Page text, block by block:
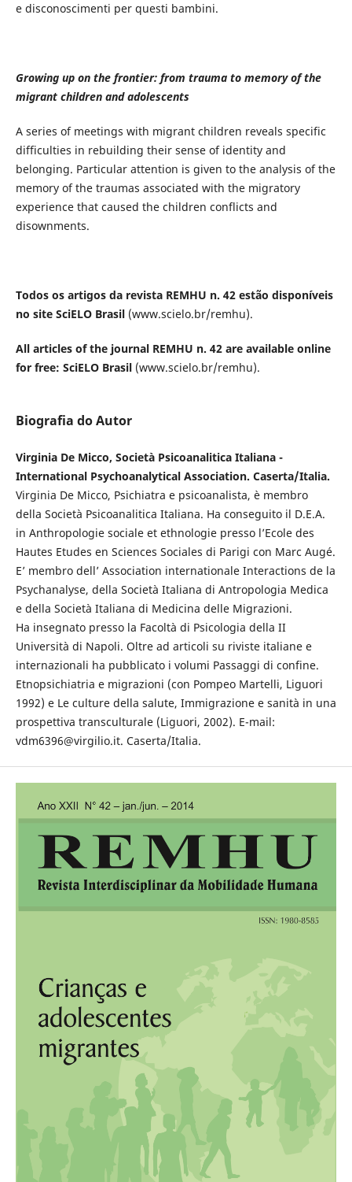
e disconoscimenti per questi bambini.
Growing up on the frontier: from trauma to memory of the
migrant children and adolescents
A series of meetings with migrant children reveals specific
difficulties in rebuilding their sense of identity and
belonging. Particular attention is given to the analysis of the
memory of the traumas associated with the migratory
experience that caused the children conflicts and
disownments.
Todos os artigos da revista REMHU n. 42 estão disponíveis
no site SciELO Brasil(www.scielo.br/remhu).
All articles of the journal REMHU n. 42 are available online
for free: SciELO Brasil(www.scielo.br/remhu).
Biografia do Autor
Virginia De Micco, Società Psicoanalitica Italiana -
International Psychoanalytical Association. Caserta/Italia.
Virginia De Micco, Psichiatra e psicoanalista, è membro
della Società Psicoanalitica Italiana. Ha conseguito il D.E.A.
in Anthropologie sociale et ethnologie presso l’Ecole des
Hautes Etudes en Sciences Sociales di Parigi con Marc Augé.
E’ membro dell’ Association internationale Interactions de la
Psychanalyse, della Società Italiana di Antropologia Medica
e della Società Italiana di Medicina delle Migrazioni.
Ha insegnato presso la Facoltà di Psicologia della II
Università di Napoli. Oltre ad articoli su riviste italiane e
internazionali ha pubblicato i volumi Passaggi di confine.
Etnopsichiatria e migrazioni (con Pompeo Martelli, Liguori
1992) e Le culture della salute, Immigrazione e sanità in una
prospettiva transculturale (Liguori, 2002). E-mail:
vdm6396@virgilio.it. Caserta/Italia.